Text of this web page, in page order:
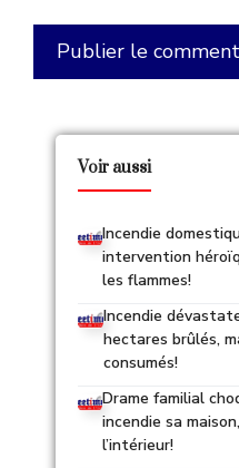
Voir aussi
Incendie
intervention
les flammes!
Incendie
hectares brûlés,
consumés!
Drame familial
incendie sa
l’intérieur!